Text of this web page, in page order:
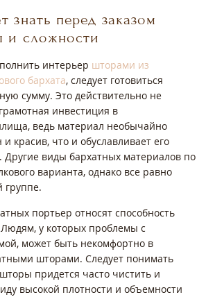
знать перед заказом
и сложности
интерьер шторами из
бархата, следует готовиться
сумму. Это действительно не
инвестиция в
ведь материал необычайно
красив, что и обуславливает его
Другие виды бархатных материалов по
варианта, однако все равно
группе.
портьер относят способность
у которых проблемы с
может быть некомфортно в
шторами. Следует понимать
придется часто чистить и
высокой плотности и объемности